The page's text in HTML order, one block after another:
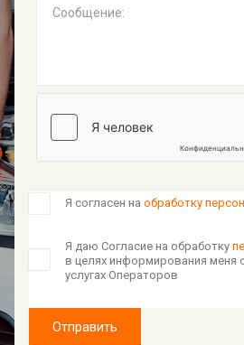
Сообщение:
Я согласен на обработку
Я даю Согласие на обработку
в целях информирования меня
услугах Операторов
Отправить